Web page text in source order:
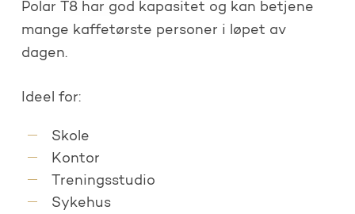
Polar T8 har god kapasitet og kan betjene
mange kaffetørste personer i løpet av
dagen.
Ideel for:
Skole
Kontor
Treningsstudio
Sykehus